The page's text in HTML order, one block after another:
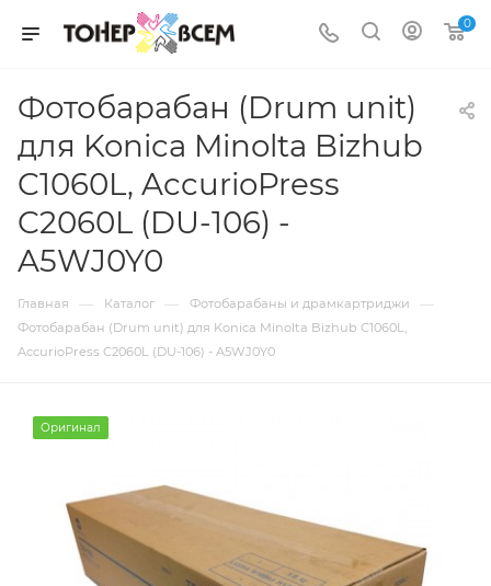
0
Фотобарабан (Drum unit)
для Konica Minolta Bizhub
C1060L, AccurioPress
C2060L (DU-106) -
A5WJ0Y0
Главная — Каталог — Фотобарабаны и драмкартриджи —
Фотобарабан (Drum unit) для Konica Minolta Bizhub C1060L,
AccurioPress C2060L (DU-106) - A5WJ0Y0
Оригинал